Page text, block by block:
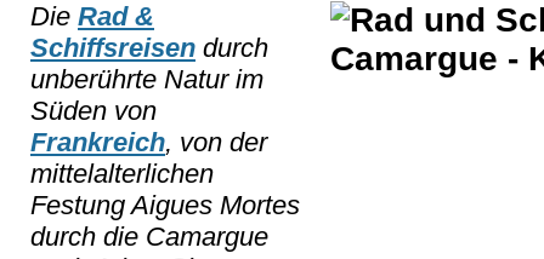
Die Rad &
Schiffsreisen durch
unberührte Natur im
Süden von
Frankreich, von der
mittelalterlichen
Festung Aigues Mortes
durch die Camargue